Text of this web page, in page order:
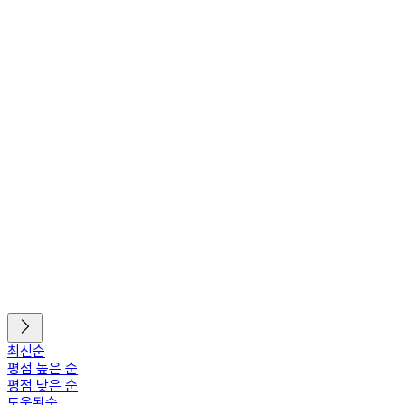
최신순
평점 높은 순
평점 낮은 순